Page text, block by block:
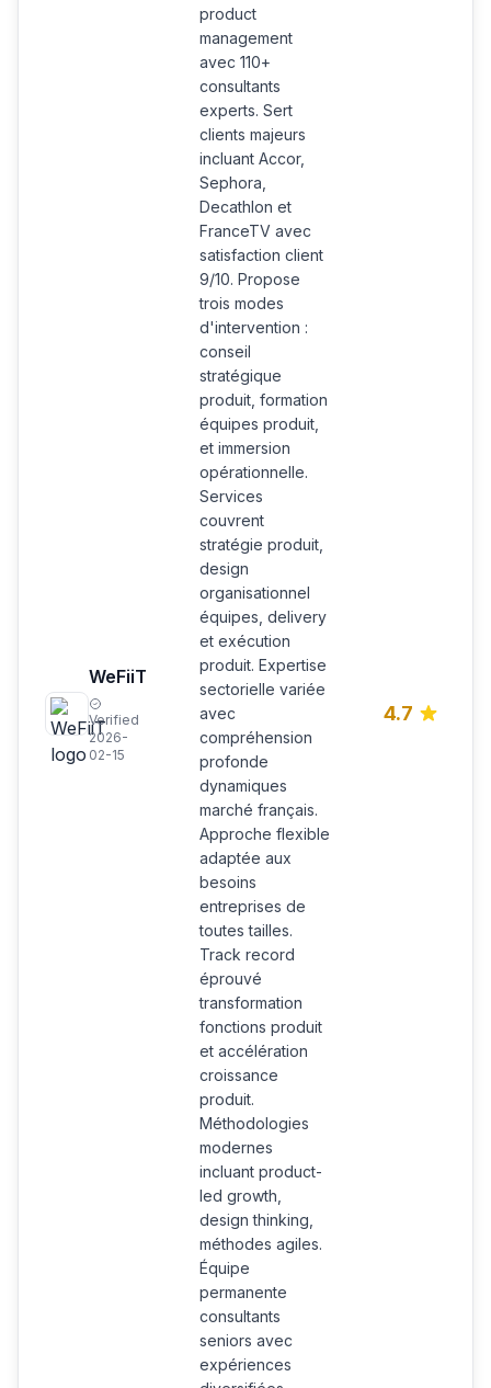
WeFiiT
Verified
2026-
02-15
product
management
avec 110+
consultants
experts. Sert
clients majeurs
incluant Accor,
Sephora,
Decathlon et
FranceTV avec
satisfaction client
9/10. Propose
trois modes
d'intervention :
conseil
stratégique
produit, formation
équipes produit,
et immersion
opérationnelle.
Services
couvrent
stratégie produit,
design
organisationnel
équipes, delivery
et exécution
produit. Expertise
sectorielle variée
avec
compréhension
profonde
dynamiques
marché français.
Approche flexible
adaptée aux
besoins
entreprises de
toutes tailles.
Track record
éprouvé
transformation
fonctions produit
et accélération
croissance
produit.
Méthodologies
modernes
incluant product-
led growth,
design thinking,
méthodes agiles.
Équipe
permanente
consultants
seniors avec
expériences
4.7